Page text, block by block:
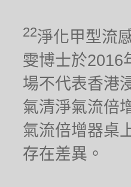
22淨化甲型流
雯博士於2016
場不代表香港
氣清淨氣流倍
氣流倍增器桌
存在差異。